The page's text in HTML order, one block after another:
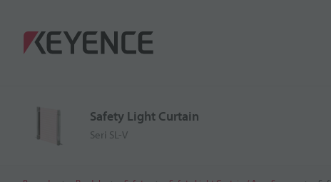
Safety Light Curtain
Seri SL-V